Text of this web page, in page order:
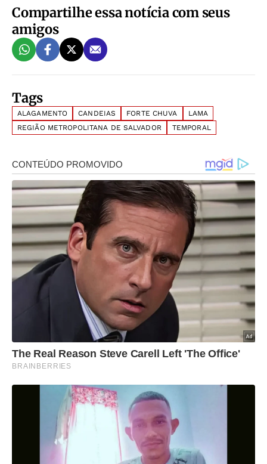
Compartilhe essa notícia com seus
amigos
Tags
ALAGAMENTO CANDEIAS FORTE CHUVA
LAMA
REGIÃO METROPOLITANA DE SALVADOR
TEMPORAL